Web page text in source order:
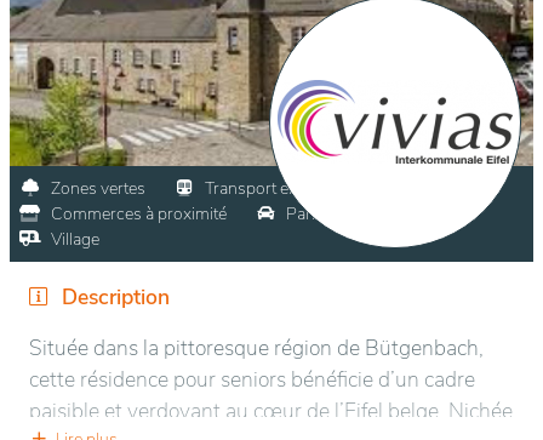
Zones vertes
Transport en commun
Commerces à proximité
Parking visiteurs
Village
Description
Située dans la pittoresque région de Bütgenbach,
cette résidence pour seniors bénéficie d’un cadre
paisible et verdoyant au cœur de l’Eifel belge. Nichée